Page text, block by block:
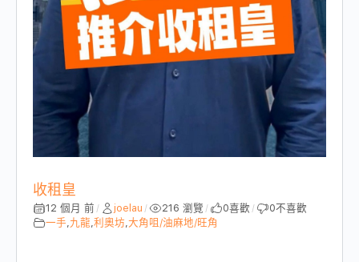
收租皇
12 個月 前 / joelau / 216 瀏覽 / 0喜歡 / 0不喜歡
一手 九龍 利奧坊 大角咀/油麻地/旺角